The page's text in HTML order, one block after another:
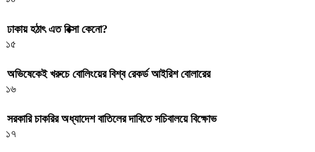
ঢাকায় হঠাৎ এত রিক্সা কেনো?
১৫
অভিষেকেই খরুচে বোলিংয়ের বিশ্ব রেকর্ড আইরিশ বোলারের
১৬
সরকারি চাকরির অধ্যাদেশ বাতিলের দাবিতে সচিবালয়ে বিক্ষোভ
১৭